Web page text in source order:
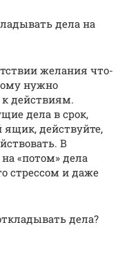
дела на
желания что-
нужно
действиям.
дела в срок,
ящик, действуйте,
В
«потом» дела
стрессом и даже
дела?